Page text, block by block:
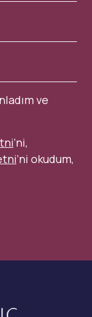
ve
’ni,
’ni okudum,